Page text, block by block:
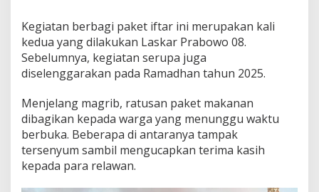
Kegiatan berbagi paket iftar ini merupakan kali
kedua yang dilakukan Laskar Prabowo 08.
Sebelumnya, kegiatan serupa juga
diselenggarakan pada Ramadhan tahun 2025.
Menjelang magrib, ratusan paket makanan
dibagikan kepada warga yang menunggu waktu
berbuka. Beberapa di antaranya tampak
tersenyum sambil mengucapkan terima kasih
kepada para relawan.